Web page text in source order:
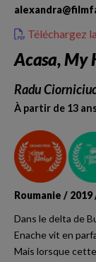
Téléchargez
Acasa, My
Radu
À partir de 13
Roumanie /
Dans le delta de
Enache vit en
Mais lorsque